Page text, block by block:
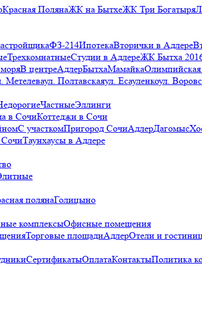
Красная ПолянаЖК на БытхеЖК Три Богатыря
ФЗ-214ИпотекаВторички в Адлере
ТрехкомнатныеСтудии в АдлереЖК Бытха
В центреАдлерБытхаМамайкаОлимпийская
Метелеваул. Полтавскаяул. Есауленкоул.
ЧастныеЭллинги
в СочиКоттеджи в Сочи
С участкомПригород СочиАдлерДагомыс
Таунхаусы в Адлере
полянаГолицыно
комплексыОфисные помещения
Торговые площадиАдлерОтели и
СертификатыОплатаКонтактыПолитика